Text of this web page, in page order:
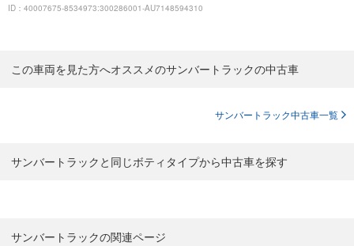
ID：40007675-8534973:300286001-AU7148594310
この車両を見た方へオススメのサンバートラックの中古車
サンバートラック中古車一覧
サンバートラックと同じボティタイプから中古車を探す
サンバートラックの関連ページ